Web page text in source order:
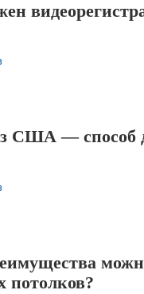
США — способ
потолков?